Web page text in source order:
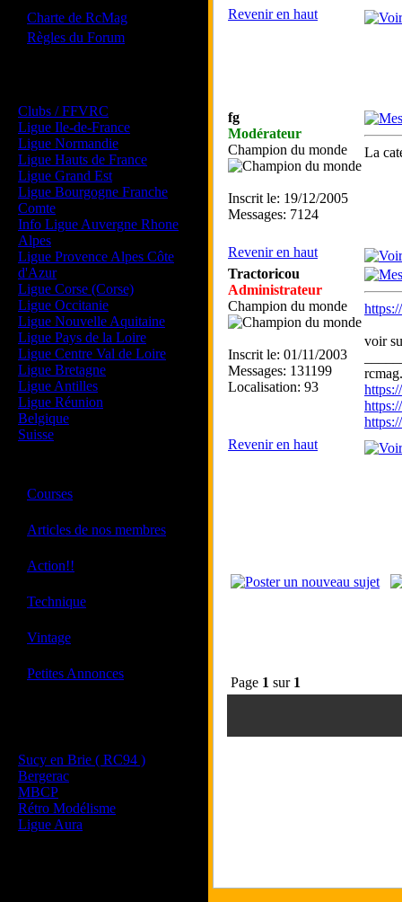
Charte de RcMag
Règles du Forum
Clubs / FFVRC
Ligue Ile-de-France
Ligue Normandie
Ligue Hauts de France
Ligue Grand Est
Ligue Bourgogne Franche
Comte
Info Ligue Auvergne Rhone
Alpes
Ligue Provence Alpes Côte
d'Azur
Ligue Corse (Corse)
Ligue Occitanie
Ligue Nouvelle Aquitaine
Ligue Pays de la Loire
Ligue Centre Val de Loire
Ligue Bretagne
Ligue Antilles
Ligue Réunion
Belgique
Suisse
Courses
Articles de nos membres
Action!!
Technique
Vintage
Petites Annonces
Sucy en Brie ( RC94 )
Bergerac
MBCP
Rétro Modélisme
Ligue Aura
Revenir en haut
fg
Modérateur
Champion du monde
Inscrit le: 19/12/2005
Messages: 7124
La
Revenir en haut
Tractoricou
Administrateur
Champion du monde
Inscrit le: 01/11/2003
Messages: 131199
Localisation: 93
voir
Revenir en haut
Page 1 sur 1